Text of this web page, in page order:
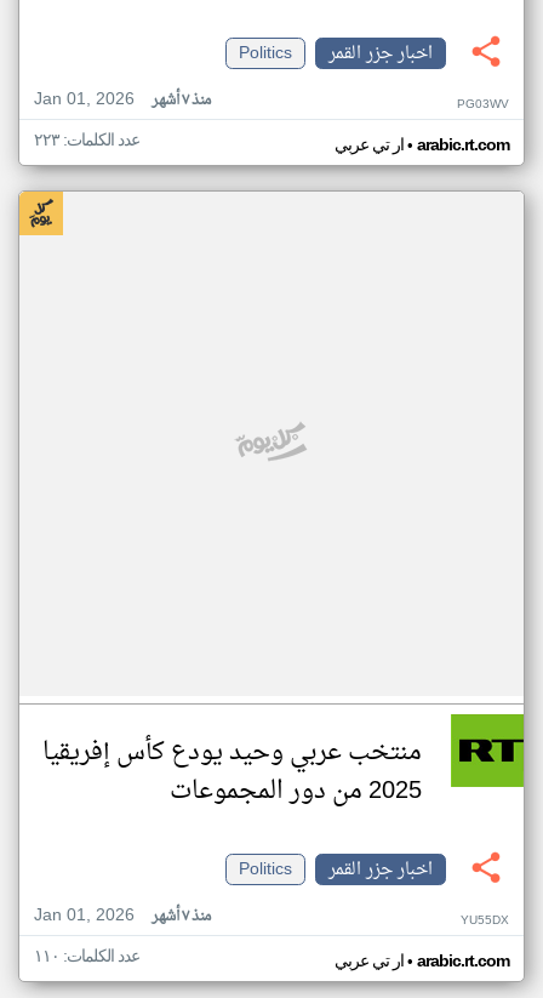
اخبار جزر القمر
Politics
Jan 01, 2026
منذ ٧ أشهر PG03WV
ار تي عربي• arabic.rt.com عدد الكلمات: ٢٢٣
منتخب عربي وحيد يودع كأس إفريقيا
2025 من دور المجموعات
اخبار جزر القمر
Politics
Jan 01, 2026
منذ ٧ أشهر YU55DX
ار تي عربي• arabic.rt.com عدد الكلمات: ١١٠